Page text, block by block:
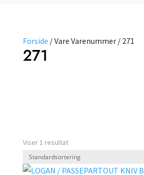
Forside / Vare Varenummer / 271
271
Viser 1 resultat